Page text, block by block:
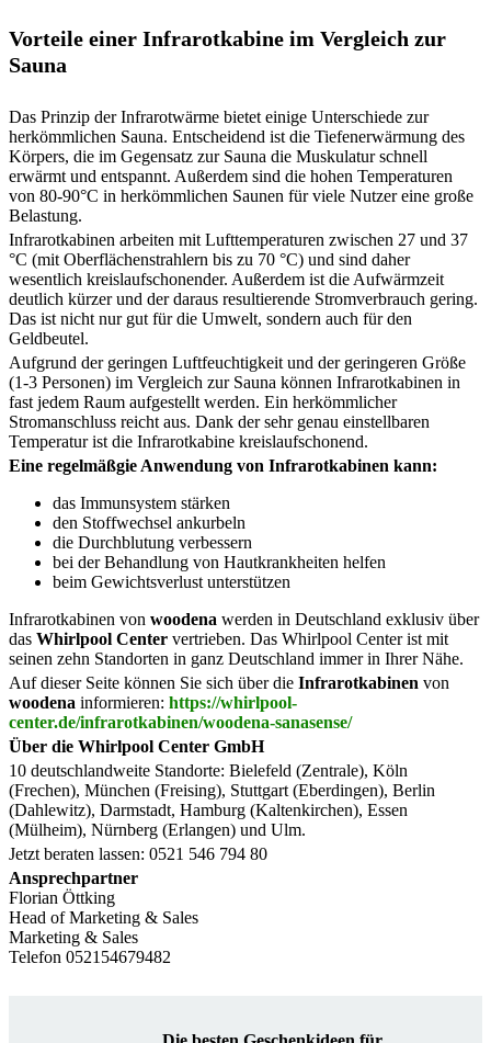
Vorteile einer Infrarotkabine im Vergleich zur
Sauna
Das Prinzip der Infrarotwärme bietet einige Unterschiede zur
herkömmlichen Sauna. Entscheidend ist die Tiefenerwärmung des
Körpers, die im Gegensatz zur Sauna die Muskulatur schnell
erwärmt und entspannt. Außerdem sind die hohen Temperaturen
von 80-90°C in herkömmlichen Saunen für viele Nutzer eine große
Belastung.
Infrarotkabinen arbeiten mit Lufttemperaturen zwischen 27 und 37
°C (mit Oberflächenstrahlern bis zu 70 °C) und sind daher
wesentlich kreislaufschonender. Außerdem ist die Aufwärmzeit
deutlich kürzer und der daraus resultierende Stromverbrauch gering.
Das ist nicht nur gut für die Umwelt, sondern auch für den
Geldbeutel.
Aufgrund der geringen Luftfeuchtigkeit und der geringeren Größe
(1-3 Personen) im Vergleich zur Sauna können Infrarotkabinen in
fast jedem Raum aufgestellt werden. Ein herkömmlicher
Stromanschluss reicht aus. Dank der sehr genau einstellbaren
Temperatur ist die Infrarotkabine kreislaufschonend.
Eine regelmäßgie Anwendung von Infrarotkabinen kann:
das Immunsystem stärken
den Stoffwechsel ankurbeln
die Durchblutung verbessern
bei der Behandlung von Hautkrankheiten helfen
beim Gewichtsverlust unterstützen
Infrarotkabinen von woodena werden in Deutschland exklusiv über
das Whirlpool Center vertrieben. Das Whirlpool Center ist mit
seinen zehn Standorten in ganz Deutschland immer in Ihrer Nähe.
Auf dieser Seite können Sie sich über die Infrarotkabinen von
woodena informieren: https://whirlpool-
center.de/infrarotkabinen/woodena-sanasense/
Über die Whirlpool Center GmbH
10 deutschlandweite Standorte: Bielefeld (Zentrale), Köln
(Frechen), München (Freising), Stuttgart (Eberdingen), Berlin
(Dahlewitz), Darmstadt, Hamburg (Kaltenkirchen), Essen
(Mülheim), Nürnberg (Erlangen) und Ulm.
Jetzt beraten lassen: 0521 546 794 80
Ansprechpartner
Florian Öttking
Head of Marketing & Sales
Marketing & Sales
Telefon 052154679482